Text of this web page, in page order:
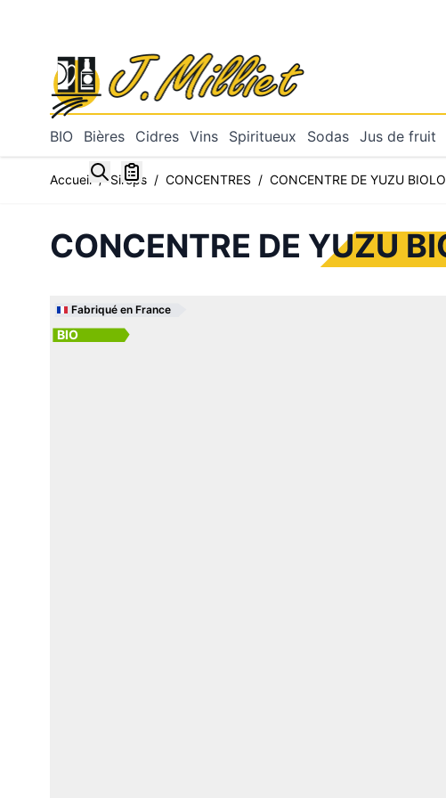
BIO Bières Cidres Vins Spiritueux Sodas Jus de fruit
Toggle minicart, Mon panier est vide
Accueil / Sirops / CONCENTRES / CONCENTRE DE YUZU
CONCENTRE DE YUZU
Fabriqué en France
BIO